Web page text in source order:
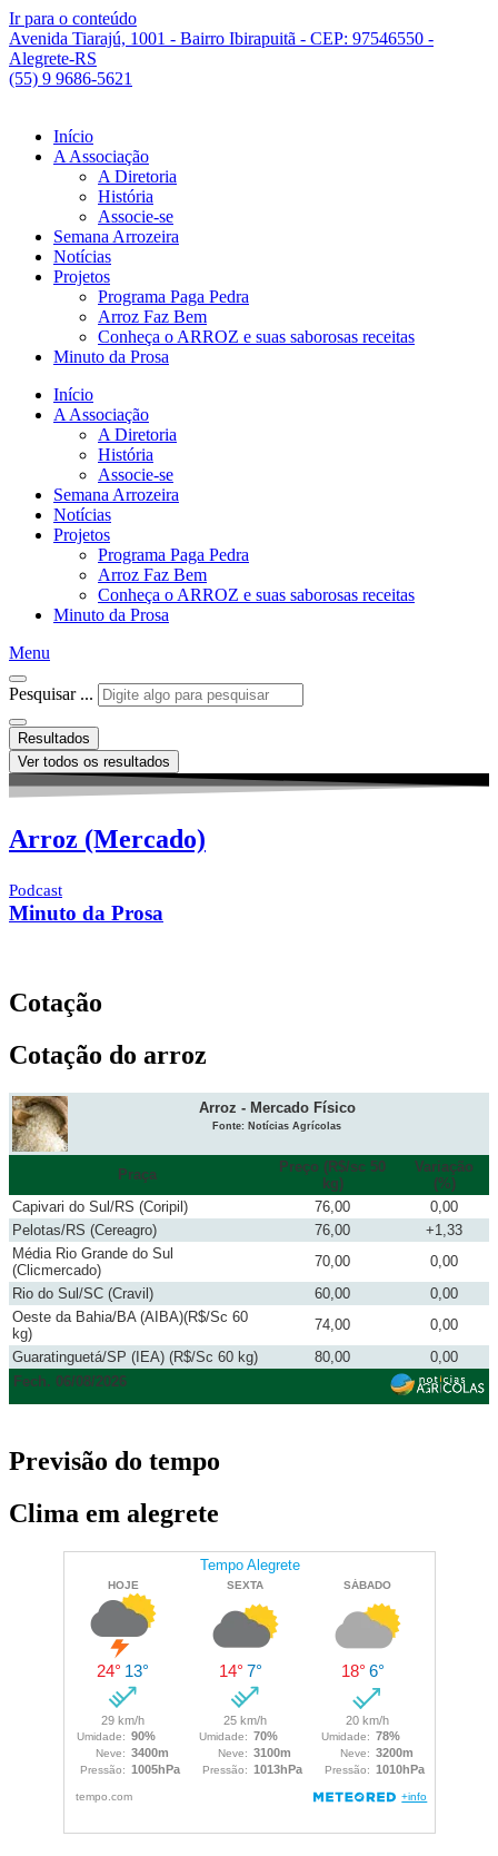
Ir para o conteúdo
Avenida Tiarajú, 1001 - Bairro Ibirapuitã - CEP: 97546550 -
Alegrete-RS
(55) 9 9686-5621
Início
A Associação
A Diretoria
História
Associe-se
Semana Arrozeira
Notícias
Projetos
Programa Paga Pedra
Arroz Faz Bem
Conheça o ARROZ e suas saborosas receitas
Minuto da Prosa
Início
A Associação
A Diretoria
História
Associe-se
Semana Arrozeira
Notícias
Projetos
Programa Paga Pedra
Arroz Faz Bem
Conheça o ARROZ e suas saborosas receitas
Minuto da Prosa
Menu
Pesquisar ...
Resultados
Ver todos os resultados
Arroz (Mercado)
Podcast
Minuto da Prosa
Cotação
Cotação do arroz
Arroz - Mercado Físico
Fonte: Notícias Agrícolas
Praça
Preço (R$/sc 50
kg)
Variação
(%)
Capivari do Sul/RS (Coripil)
76,00
0,00
Pelotas/RS (Cereagro)
76,00
+1,33
Média Rio Grande do Sul
(Clicmercado)
70,00
0,00
Rio do Sul/SC (Cravil)
60,00
0,00
Oeste da Bahia/BA (AIBA)(R$/Sc 60
kg)
74,00
0,00
Guaratinguetá/SP (IEA) (R$/Sc 60 kg)
80,00
0,00
Fech. 06/08/2026
Previsão do tempo
Clima em alegrete